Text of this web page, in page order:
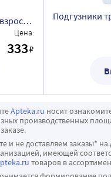
Подгузники-трусики для взрослых ЭлараHealth (впитывающие трусы) размер L, 3 шт.
Цена:
333₽
Apteka.ru носит
производственных
и не доставляем заказы*
имеющей
товаров в